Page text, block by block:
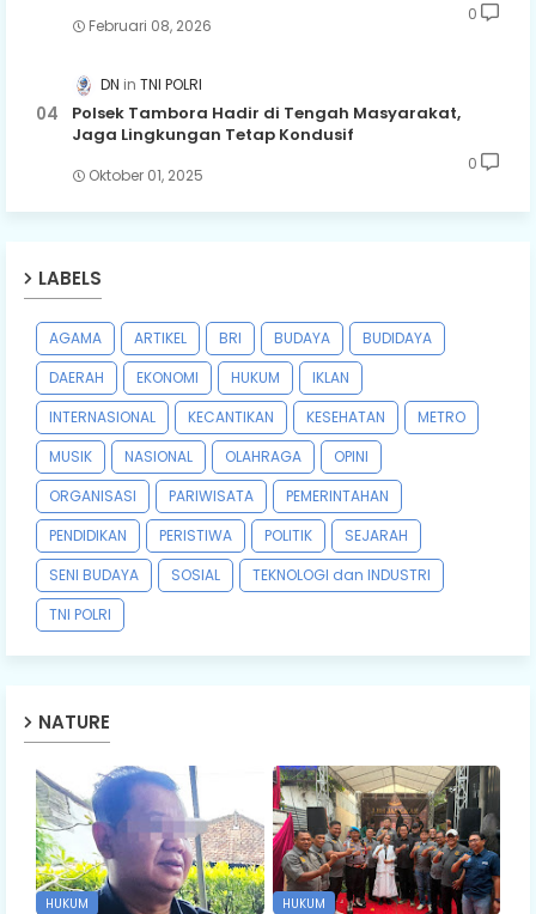
Februari 08, 2026
0
DN TNI POLRI
Polsek Tambora Hadir di Tengah Masyarakat,
Jaga Lingkungan Tetap Kondusif
Oktober 01, 2025
0
LABELS
AGAMA ARTIKEL BRI BUDAYA
BUDIDAYA
DAERAH
EKONOMI HUKUM
IKLAN
INTERNASIONAL
KECANTIKAN KESEHATAN
METRO
MUSIK
NASIONAL OLAHRAGA
OPINI
ORGANISASI
PARIWISATA
PEMERINTAHAN
PENDIDIKAN
PERISTIWA POLITIK
SEJARAH
SENI BUDAYA
SOSIAL
TEKNOLOGI dan INDUSTRI
TNI POLRI
NATURE
HUKUM HUKUM